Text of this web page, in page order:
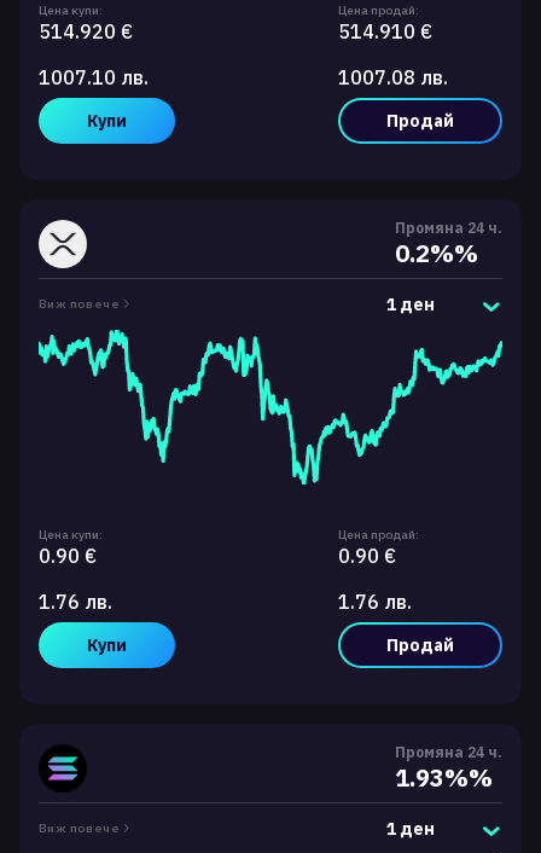
Цена купи:
514.920 €
1007.10 лв.
Купи
Цена продай:
514.910 €
1007.08 лв.
Продай
Промяна 24 ч.
0.2%%
Виж повече 1 ден
Цена купи:
0.90 €
1.76 лв.
Купи
Цена продай:
0.90 €
1.76 лв.
Продай
Промяна 24 ч.
1.93%%
Виж повече 1 ден